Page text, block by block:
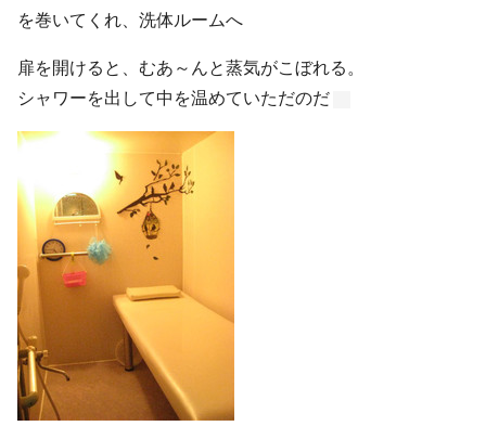
を巻いてくれ、洗体ルームへ
扉を開けると、むあ～んと蒸気がこぼれる。
シャワーを出して中を温めていただのだ